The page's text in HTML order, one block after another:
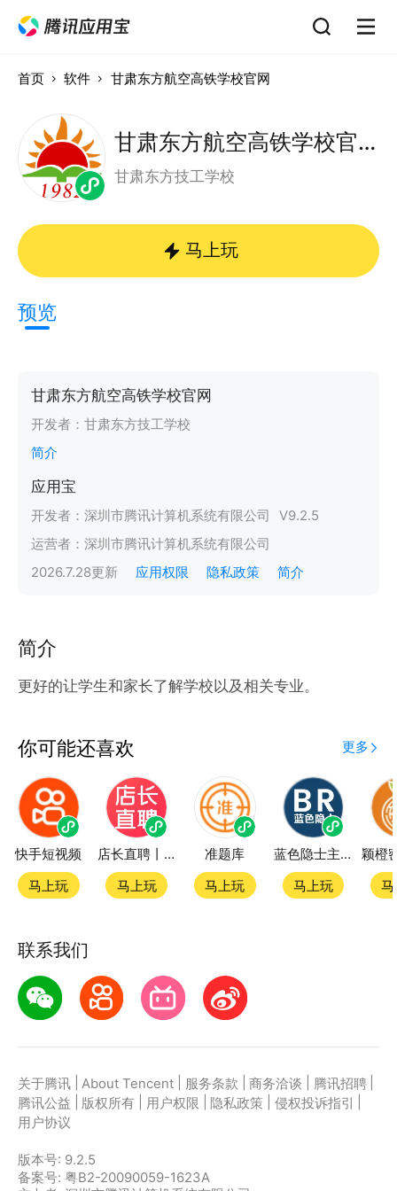
首页 软件 甘肃东方航空高铁学校官网
甘肃东方航空高铁学校官网
甘肃东方技工学校
马上玩
预览
甘肃东方航空高铁学校官网
开发者： 甘肃东方技工学校
简介
应用宝
开发者： 深圳市腾讯计算机系统有限公司 V9.2.5
运营者： 深圳市腾讯计算机系统有限公司
2026.7.28更新 应用权限 隐私政策 简介
简介
更好的让学生和家长了解学校以及相关专业。
你可能还喜欢 更多
快手短视频
马上玩
店长直聘丨求职招聘找工作
马上玩
准题库
马上玩
蓝色隐士主题站
马上玩
联系我们
关于腾讯 About Tencent 服务条款 商务洽谈 腾讯招聘
腾讯公益
版权所有 用户权限 隐私政策 侵权投诉指引
用户协议
版本号: 9.2.5
备案号: 粤B2-20090059-1623A